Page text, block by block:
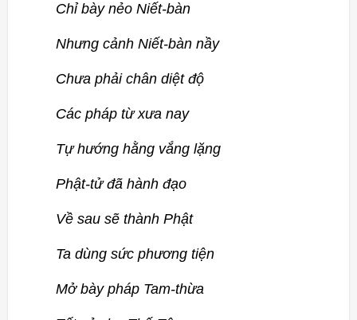
Chỉ bày nẻo Niết-bàn
Nhưng cảnh Niết-bàn nầy
Chưa phải chân diệt độ
Các pháp từ xưa nay
Tự hướng hằng vắng lặng
Phật-tử đã hành đạo
Về sau sẽ thành Phật
Ta dùng sức phương tiện
Mở bày pháp Tam-thừa